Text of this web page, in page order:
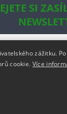
SI
zážitku.
cookie. Více